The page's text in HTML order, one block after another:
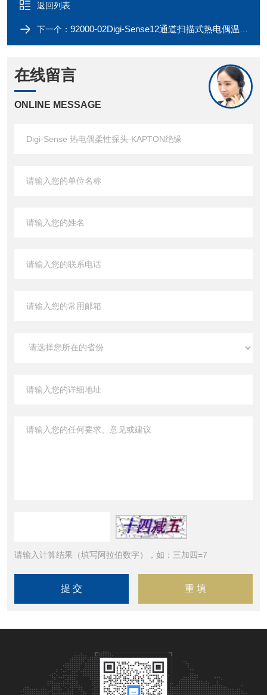
返回列表
下一个： 92000-02Digi-Sense12通道扫描式热电偶温度计
在线留言
ONLINE MESSAGE
请输入计算结果（填写阿拉伯数字），如：三加四=7